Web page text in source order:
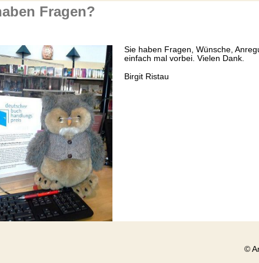
Fragen?
Sie haben Fragen, Wünsche,
einfach mal vorbei. Vielen Dank.
Birgit Ristau
©